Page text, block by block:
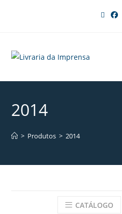
2014
> Produtos > 2014
CATÁLOGO